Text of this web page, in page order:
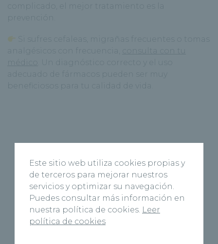
complicado, el mejor tratamiento es la
prevención.
Si sufres cefaleas, migrañas frecuentes o tomas
analgésicos con frecuencia,
consulta con tu
médico
. Un diagnóstico correcto y el uso
adecuado de fármacos pueden ser muy
beneficiosos para tu calidad de vida.
Este sitio web utiliza cookies propias y
de terceros para mejorar nuestros
servicios y optimizar su navegación.
Puedes consultar más información en
nuestra política de cookies. Leer
política de cookies